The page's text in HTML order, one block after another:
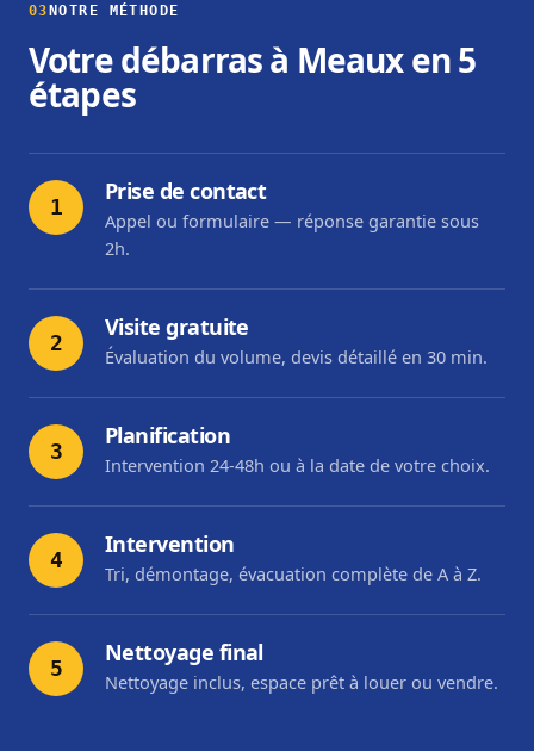
03NOTRE MÉTHODE
Votre débarras à Meaux en 5
étapes
1
Prise de contact
Appel ou formulaire — réponse garantie sous
2h.
2
Visite gratuite
Évaluation du volume, devis détaillé en 30 min.
3
Planification
Intervention 24-48h ou à la date de votre choix.
4
Intervention
Tri, démontage, évacuation complète de A à Z.
5
Nettoyage final
Nettoyage inclus, espace prêt à louer ou vendre.